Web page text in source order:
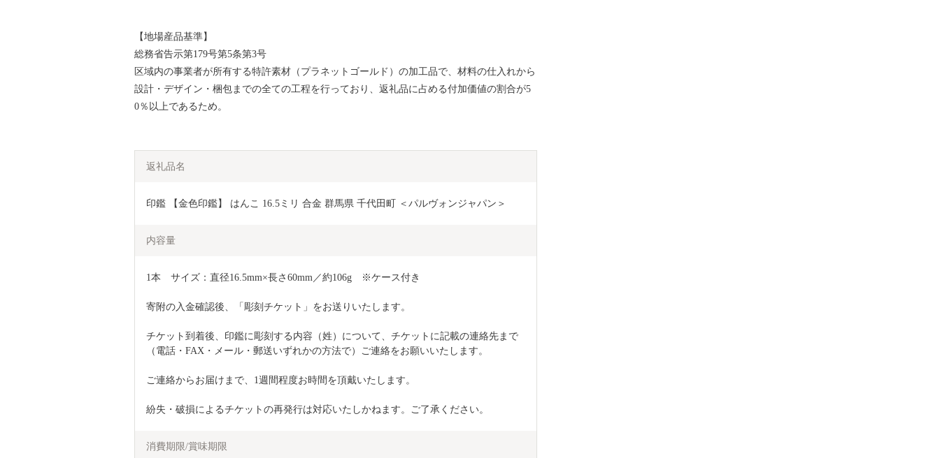
【地場産品基準】
総務省告示第179号第5条第3号
区域内の事業者が所有する特許素材（プラネットゴールド）の加工品で、材料の仕入れから
設計・デザイン・梱包までの全ての工程を行っており、返礼品に占める付加価値の割合が5
0％以上であるため。
返礼品名
印鑑 【金色印鑑】 はんこ 16.5ミリ 合金 群馬県 千代田町 ＜パルヴォンジャパン＞
内容量
1本　サイズ：直径16.5mm×長さ60mm／約106g　※ケース付き
寄附の入金確認後、「彫刻チケット」をお送りいたします。
チケット到着後、印鑑に彫刻する内容（姓）について、チケットに記載の連絡先まで
（電話・FAX・メール・郵送いずれかの方法で）ご連絡をお願いいたします。
ご連絡からお届けまで、1週間程度お時間を頂戴いたします。
紛失・破損によるチケットの再発行は対応いたしかねます。ご了承ください。
消費期限/賞味期限